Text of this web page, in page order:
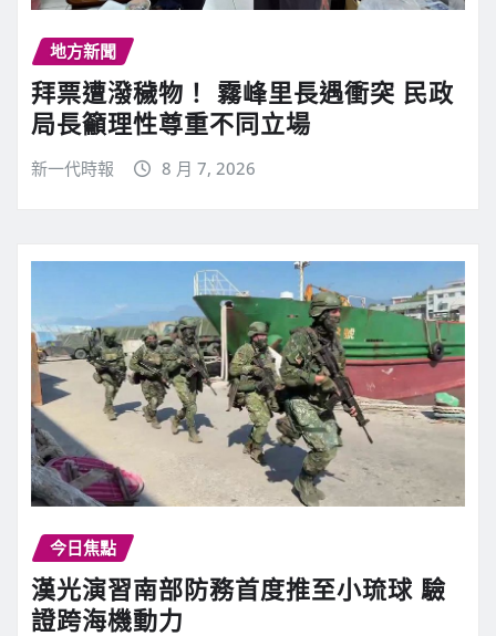
地方新聞
拜票遭潑穢物！ 霧峰里長遇衝突 民政
局長籲理性尊重不同立場
新一代時報 8 月 7, 2026
今日焦點
漢光演習南部防務首度推至小琉球 驗
證跨海機動力